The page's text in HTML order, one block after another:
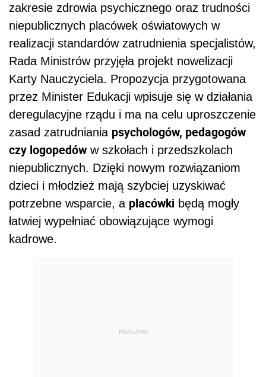
zakresie zdrowia psychicznego oraz trudności
niepublicznych placówek oświatowych w
realizacji standardów zatrudnienia specjalistów,
Rada Ministrów przyjęła projekt nowelizacji
Karty Nauczyciela. Propozycja przygotowana
przez Minister Edukacji wpisuje się w działania
deregulacyjne rządu i ma na celu uproszczenie
zasad zatrudniania psychologów, pedagogów
czy logopedów w szkołach i przedszkolach
niepublicznych. Dzięki nowym rozwiązaniom
dzieci i młodzież mają szybciej uzyskiwać
potrzebne wsparcie, a placówki będą mogły
łatwiej wypełniać obowiązujące wymogi
kadrowe.
REKLAMA